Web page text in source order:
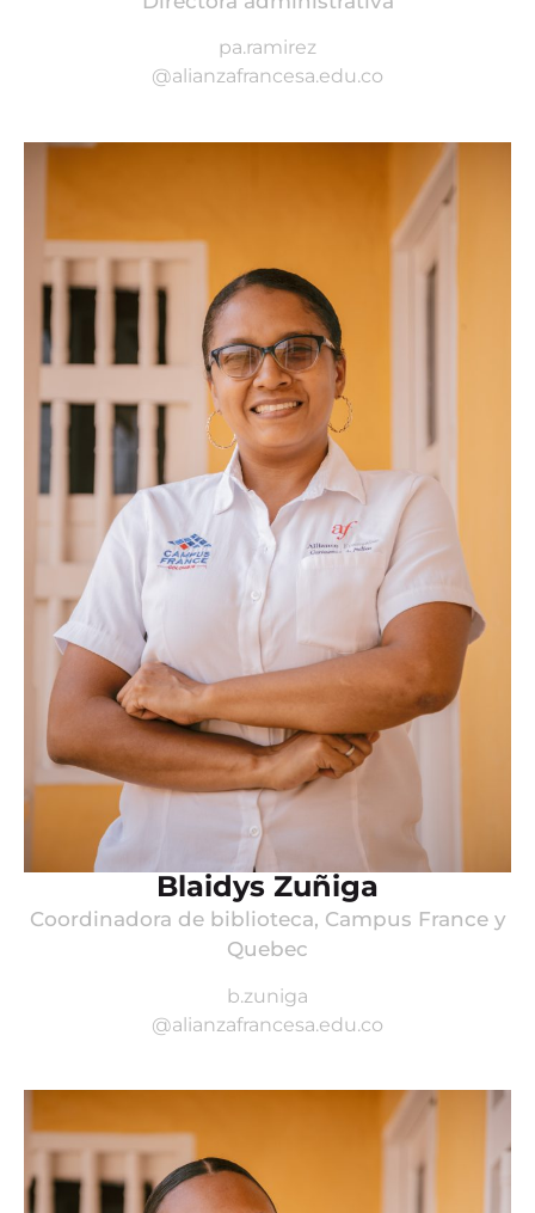
pa.ramirez
@alianzafrancesa.edu.co
Blaidys Zuñiga
Coordinadora de biblioteca, Campus France y
Quebec
b.zuniga
@alianzafrancesa.edu.co